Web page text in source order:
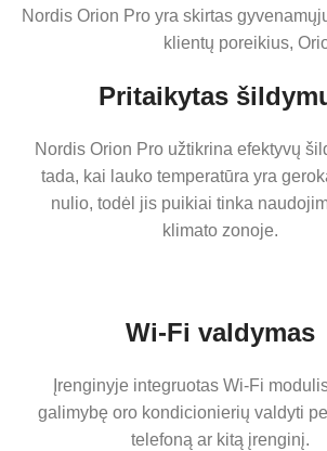
Nordis Orion Pro yra skirtas
klientų poreikius,
Pritaikytas
Nordis Orion Pro užtikrina efektyvų
tada, kai lauko temperatūra yra
nulio, todėl jis puikiai tinka
klimato zonoje.
Wi-Fi valdymas
Įrenginyje integruotas Wi-Fi
galimybę oro kondicionierių valdyti
telefoną ar kitą įrenginį.